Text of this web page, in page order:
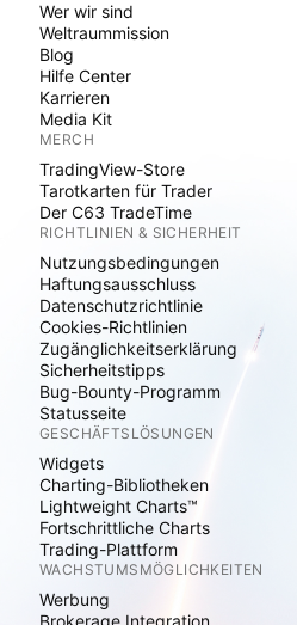
Wer wir sind
Weltraummission
Blog
Hilfe Center
Karrieren
Media Kit
MERCH
TradingView-Store
Tarotkarten für Trader
Der C63 TradeTime
RICHTLINIEN & SICHERHEIT
Nutzungsbedingungen
Haftungsausschluss
Datenschutzrichtlinie
Cookies-Richtlinien
Zugänglichkeitserklärung
Sicherheitstipps
Bug-Bounty-Programm
Statusseite
GESCHÄFTSLÖSUNGEN
Widgets
Charting-Bibliotheken
Lightweight Charts™
Fortschrittliche Charts
Trading-Plattform
WACHSTUMSMÖGLICHKEITEN
Werbung
Brokerage Integration